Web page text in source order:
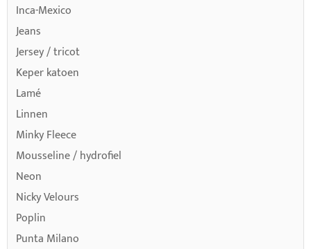
Inca-Mexico
Jeans
Jersey / tricot
Keper katoen
Lamé
Linnen
Minky Fleece
Mousseline / hydrofiel
Neon
Nicky Velours
Poplin
Punta Milano